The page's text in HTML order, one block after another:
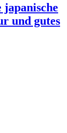
und gutes